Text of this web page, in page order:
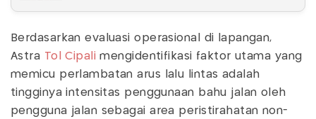
Berdasarkan evaluasi operasional di lapangan,
Astra Tol Cipali mengidentifikasi faktor utama yang
memicu perlambatan arus lalu lintas adalah
tingginya intensitas penggunaan bahu jalan oleh
pengguna jalan sebagai area peristirahatan non-